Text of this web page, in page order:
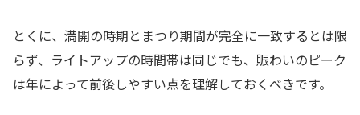
とくに、満開の時期とまつり期間が完全に一致するとは限
らず、ライトアップの時間帯は同じでも、賑わいのピーク
は年によって前後しやすい点を理解しておくべきです。